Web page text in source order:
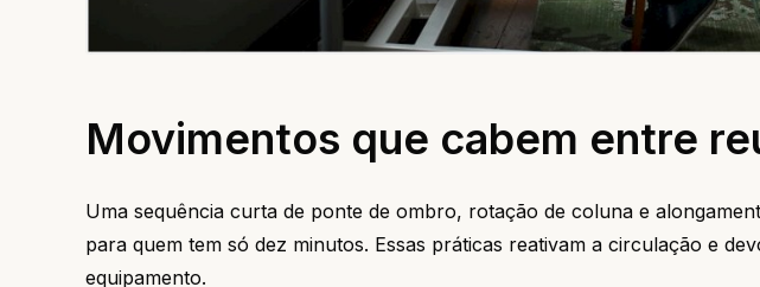
Movimentos que cabem entre
Uma sequência curta de ponte de ombro, rotação de coluna e
para quem tem só dez minutos. Essas práticas reativam a circulação e
equipamento.